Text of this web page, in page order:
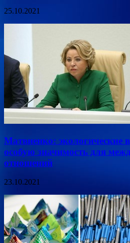
25.10.2021
Матвиенко: экологические
особую значимость для
отношений
23.10.2021